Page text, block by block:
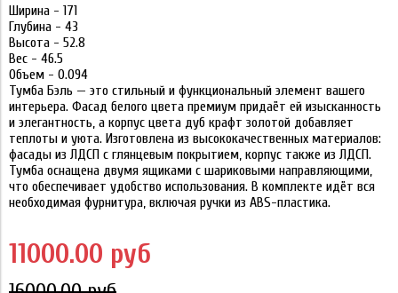
Ширина - 171
Глубина - 43
Высота - 52.8
Вес - 46.5
Объем - 0.094
Тумба Бэль — это стильный и функциональный элемент вашего
интерьера. Фасад белого цвета премиум придаёт ей изысканность
и элегантность, а корпус цвета дуб крафт золотой добавляет
теплоты и уюта. Изготовлена из высококачественных материалов:
фасады из ЛДСП с глянцевым покрытием, корпус также из ЛДСП.
Тумба оснащена двумя ящиками с шариковыми направляющими,
что обеспечивает удобство использования. В комплекте идёт вся
необходимая фурнитура, включая ручки из ABS-пластика.
11000.00 руб